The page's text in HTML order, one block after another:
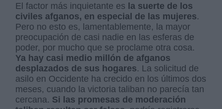
El factor más inquietante es la suerte de los
civiles afganos, en especial de las mujeres.
Pero no esto es, lamentablemente, la mayor
preocupación de casi nadie en las esferas de
poder, por mucho que se proclame otra cosa.
Ya hay casi medio millón de afganos
desplazados de sus hogares. La solicitud de
asilo en Occidente ha crecido en los últimos dos
meses, cuando la victoria taliban no parecía tan
cercana. Si las promesas de moderación